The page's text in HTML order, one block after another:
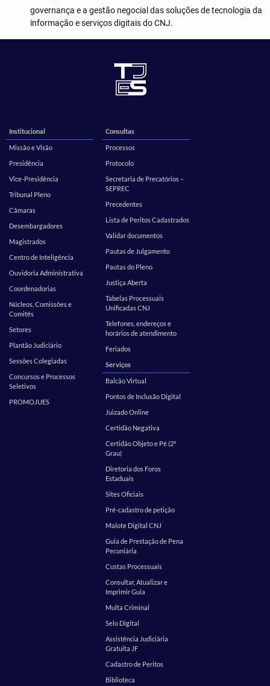
governança e a gestão negocial das soluções de tecnologia da
informação e serviços digitais do CNJ.
Institucional
Missão e Visão
Presidência
Vice-Presidência
Tribunal Pleno
Câmaras
Desembargadores
Magistrados
Centro de Inteligência
Ouvidoria Administrativa
Coordenadorias
Núcleos, Comissões e
Comitês
Setores
Plantão Judiciário
Sessões Colegiadas
Concursos e Processos
Seletivos
PROMOJUES
Consultas
Processos
Protocolo
Secretaria de Precatórios –
SEPREC
Precedentes
Lista de Peritos Cadastrados
Validar documentos
Pautas de Julgamento
Pautas do Pleno
Justiça Aberta
Tabelas Processuais
Unificadas CNJ
Telefones, endereços e
horários de atendimento
Feriados
Serviços
Balcão Virtual
Pontos de Inclusão Digital
Juizado Online
Certidão Negativa
Certidão Objeto e Pé (2º
Grau)
Diretoria dos Foros
Estaduais
Sites Oficiais
Pré-cadastro de petição
Malote Digital CNJ
Guia de Prestação de Pena
Pecuniária
Custas Processuais
Consultar, Atualizar e
Imprimir Guia
Multa Criminal
Selo Digital
Assistência Judiciária
Gratuita JF
Cadastro de Peritos
Biblioteca